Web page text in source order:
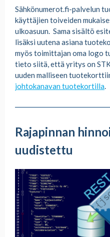
Sähkönumerot.fi-palvelun
käyttäjien toiveiden
ulkoasuun. Sama sisältö
lisäksi uutena asiana
myös toimittajan oma logo
tieto siitä, että yritys on
uuden malliseen
johtokanavan tuotekortilla.
Rajapinnan
uudistettu